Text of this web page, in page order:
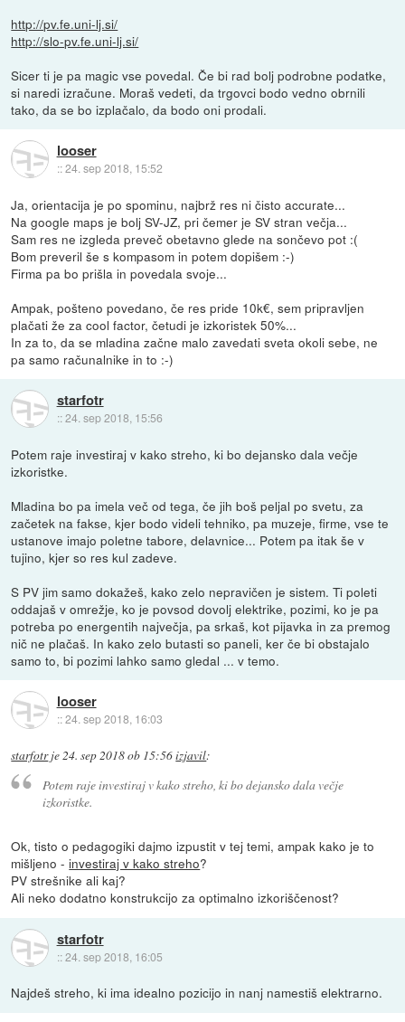
http://pv.fe.uni-lj.si/
http://slo-pv.fe.uni-lj.si/
Sicer ti je pa magic vse povedal. Če bi rad bolj podrobne podatke,
si naredi izračune. Moraš vedeti, da trgovci bodo vedno obrnili
tako, da se bo izplačalo, da bodo oni prodali.
looser
::24. sep 2018, 15:52
Ja, orientacija je po spominu, najbrž res ni čisto accurate...
Na google maps je bolj SV-JZ, pri čemer je SV stran večja...
Sam res ne izgleda preveč obetavno glede na sončevo pot :(
Bom preveril še s kompasom in potem dopišem :-)
Firma pa bo prišla in povedala svoje...
Ampak, pošteno povedano, če res pride 10k€, sem pripravljen
plačati že za cool factor, četudi je izkoristek 50%...
In za to, da se mladina začne malo zavedati sveta okoli sebe, ne
pa samo računalnike in to :-)
starfotr
::24. sep 2018, 15:56
Potem raje investiraj v kako streho, ki bo dejansko dala večje
izkoristke.
Mladina bo pa imela več od tega, če jih boš peljal po svetu, za
začetek na fakse, kjer bodo videli tehniko, pa muzeje, firme, vse te
ustanove imajo poletne tabore, delavnice... Potem pa itak še v
tujino, kjer so res kul zadeve.
S PV jim samo dokažeš, kako zelo nepravičen je sistem. Ti poleti
oddajaš v omrežje, ko je povsod dovolj elektrike, pozimi, ko je pa
potreba po energentih največja, pa srkaš, kot pijavka in za premog
nič ne plačaš. In kako zelo butasti so paneli, ker če bi obstajalo
samo to, bi pozimi lahko samo gledal ... v temo.
looser
::24. sep 2018, 16:03
starfotrje24. sep 2018 ob 15:56izjavil:
Potem raje investiraj v kako streho, ki bo dejansko dala večje
izkoristke.
Ok, tisto o pedagogiki dajmo izpustit v tej temi, ampak kako je to
mišljeno -investiraj v kako streho?
PV strešnike ali kaj?
Ali neko dodatno konstrukcijo za optimalno izkoriščenost?
starfotr
::24. sep 2018, 16:05
Najdeš streho, ki ima idealno pozicijo in nanj namestiš elektrarno.